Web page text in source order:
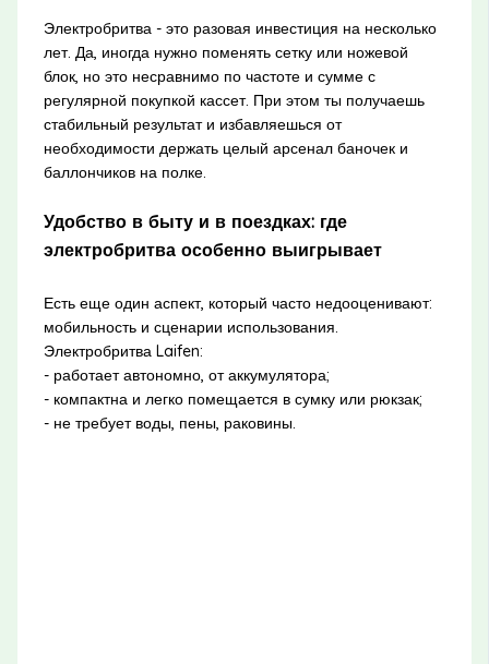
Электробритва - это разовая инвестиция на несколько
лет. Да, иногда нужно поменять сетку или ножевой
блок, но это несравнимо по частоте и сумме с
регулярной покупкой кассет. При этом ты получаешь
стабильный результат и избавляешься от
необходимости держать целый арсенал баночек и
баллончиков на полке.
Удобство в быту и в поездках: где
электробритва особенно выигрывает
Есть еще один аспект, который часто недооценивают:
мобильность и сценарии использования.
Электробритва Laifen:
- работает автономно, от аккумулятора;
- компактна и легко помещается в сумку или рюкзак;
- не требует воды, пены, раковины.